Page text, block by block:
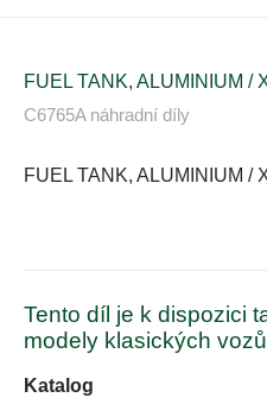
FUEL TANK, ALUMINIUM /
C6765A náhradní díly
FUEL TANK, ALUMINIUM /
Tento díl je k dispozici
modely klasických
Katalog